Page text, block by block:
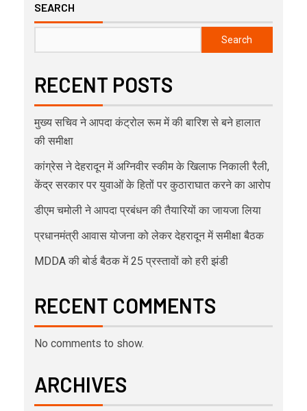
SEARCH
Search
RECENT POSTS
मुख्य सचिव ने आपदा कंट्रोल रूम में की बारिश से बने हालात
की समीक्षा
कांग्रेस ने देहरादून में अग्निवीर स्कीम के खिलाफ निकाली रैली,
केंद्र सरकार पर युवाओं के हितों पर कुठाराघात करने का आरोप
डीएम चमोली ने आपदा प्रबंधन की तैयारियों का जायजा लिया
प्रधानमंत्री आवास योजना को लेकर देहरादून में समीक्षा बैठक
MDDA की बोर्ड बैठक में 25 प्रस्तावों को हरी झंडी
RECENT COMMENTS
No comments to show.
ARCHIVES